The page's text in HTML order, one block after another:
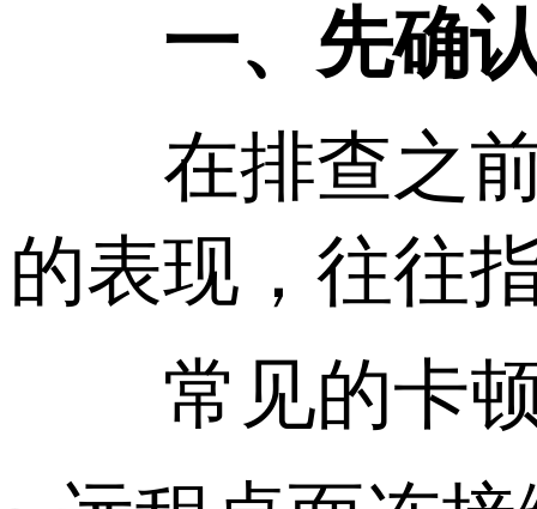
一、先确认
在排查之前
的表现，往往
常见的卡顿